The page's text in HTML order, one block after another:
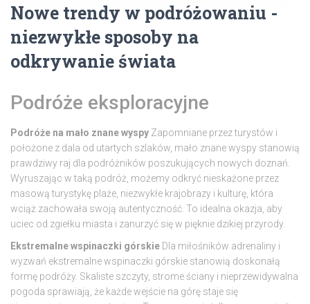
Nowe trendy w podróżowaniu -
niezwykłe sposoby na
odkrywanie świata
Podróże eksploracyjne
Podróże na mało znane wyspy Zapomniane przez turystów i
położone z dala od utartych szlaków, mało znane wyspy stanowią
prawdziwy raj dla podróżników poszukujących nowych doznań.
Wyruszając w taką podróż, możemy odkryć nieskażone przez
masową turystykę plaże, niezwykłe krajobrazy i kulturę, która
wciąż zachowała swoją autentyczność. To idealna okazja, aby
uciec od zgiełku miasta i zanurzyć się w pięknie dzikiej przyrody.
Ekstremalne wspinaczki górskie Dla miłośników adrenaliny i
wyzwań ekstremalne wspinaczki górskie stanowią doskonałą
formę podróży. Skaliste szczyty, strome ściany i nieprzewidywalna
pogoda sprawiają, że każde wejście na górę staje się